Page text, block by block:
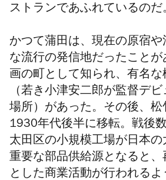
ストランであふれているのだ
かつて蒲田は、現在の原宿や
な流行の発信地だったこと
画の町として知られ、有名な
（若き小津安二郎が監督デ
場所）があった。その後、松
1930年代後半に移転。戦後
太田区の小規模工場が日本の
重要な部品供給源となると
とした商業活動が行われる